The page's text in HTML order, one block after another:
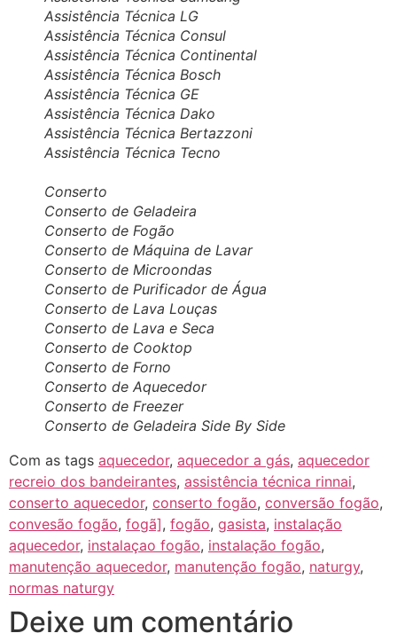
Assistência Técnica LG
Assistência Técnica Consul
Assistência Técnica Continental
Assistência Técnica Bosch
Assistência Técnica GE
Assistência Técnica Dako
Assistência Técnica Bertazzoni
Assistência Técnica Tecno
Conserto
Conserto de Geladeira
Conserto de Fogão
Conserto de Máquina de Lavar
Conserto de Microondas
Conserto de Purificador de Água
Conserto de Lava Louças
Conserto de Lava e Seca
Conserto de Cooktop
Conserto de Forno
Conserto de Aquecedor
Conserto de Freezer
Conserto de Geladeira Side By Side
Com as tags aquecedor, aquecedor a gás, aquecedor
recreio dos bandeirantes, assistência técnica rinnai,
conserto aquecedor, conserto fogão, conversão fogão,
convesão fogão, fogã], fogão, gasista, instalação
aquecedor, instalaçao fogão, instalação fogão,
manutenção aquecedor, manutenção fogão, naturgy,
normas naturgy
Deixe um comentário